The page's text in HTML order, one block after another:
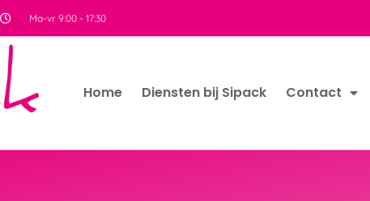
Ma-vr 9:00 - 17:30
Home Diensten bij Sipack Contact